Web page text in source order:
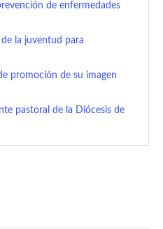
de enfermedades
la juventud para
promoción de su imagen
pastoral de la Diócesis de